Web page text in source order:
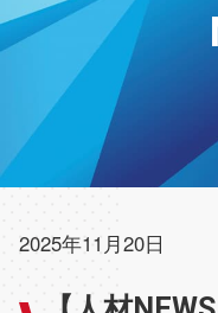
2025年11月20日